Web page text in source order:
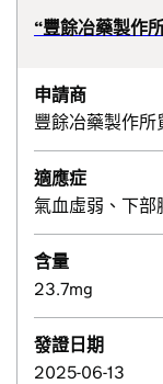
“豐餘冶藥製作
申請商
豐餘冶藥製作所
適應症
氣血虛弱、下部
含量
23.7mg
發證日期
2025-06-13